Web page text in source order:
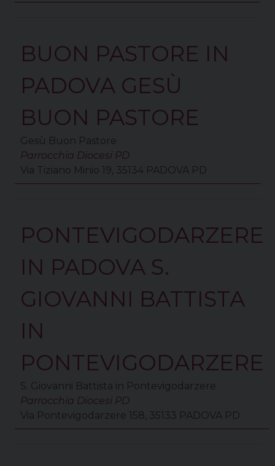
BUON PASTORE IN
PADOVA GESÙ
BUON PASTORE
Gesù Buon Pastore
Parrocchia Diocesi PD
Via Tiziano Minio 19, 35134 PADOVA PD
PONTEVIGODARZERE
IN PADOVA S.
GIOVANNI BATTISTA
IN
PONTEVIGODARZERE
S. Giovanni Battista in Pontevigodarzere
Parrocchia Diocesi PD
Via Pontevigodarzere 158, 35133 PADOVA PD